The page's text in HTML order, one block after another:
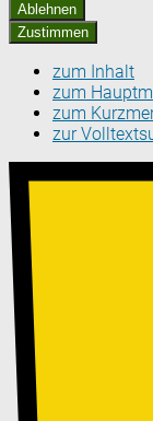
Ablehnen
Zustimmen
zum Inhalt
zum
zum
zur